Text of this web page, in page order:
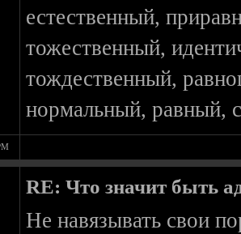
естественный,
тожественный,
тождественный,
нормальный,
RE: Что значит быть
Не навязывать свои